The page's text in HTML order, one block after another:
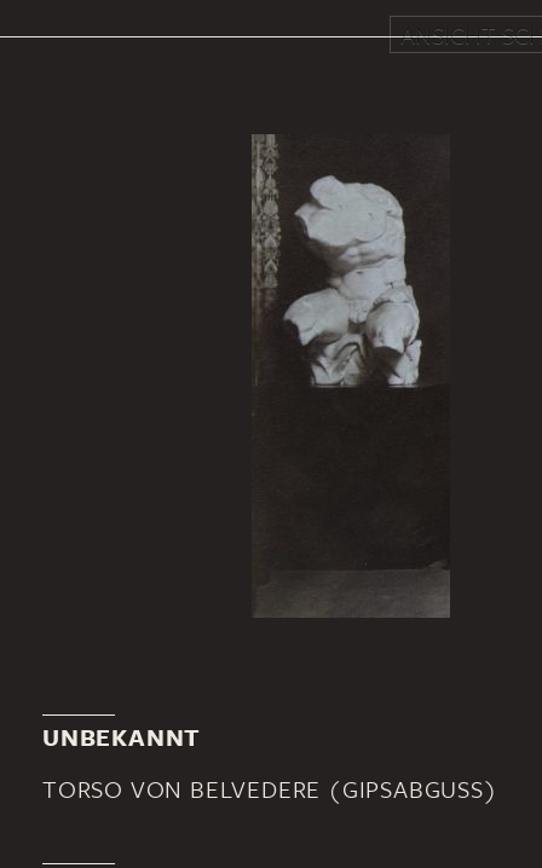
ANSICHT
UNBEKANNT
TORSO VON BELVEDERE (GIPSABGUSS)